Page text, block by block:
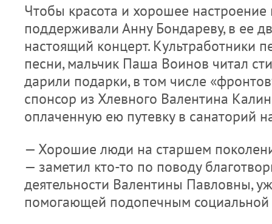
Чтобы красота и хорошее
поддерживали Анну Бондареву, в ее
настоящий концерт. ­Культработники
песни, мальчик Паша Воинов читал
дарили подарки, в том числе
спонсор из Хлевного Валентина
оплаченную ею путевку в санаторий
— Хорошие люди на старшем
— заметил кто-то по поводу
деятельности Валентины Павловны,
помогающей подопечным